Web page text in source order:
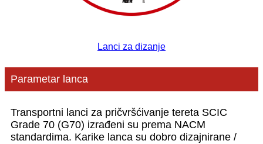
Lanci za dizanje
Parametar lanca
Transportni lanci za pričvršćivanje tereta SCIC
Grade 70 (G70) izrađeni su prema NACM
standardima. Karike lanca su dobro dizajnirane /